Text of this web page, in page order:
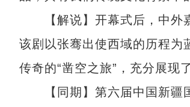
【解说】开幕式后，中外嘉
该剧以张骞出使西域的历程为
传奇的“凿空之旅”，充分展现
【同期】第六届中国新疆